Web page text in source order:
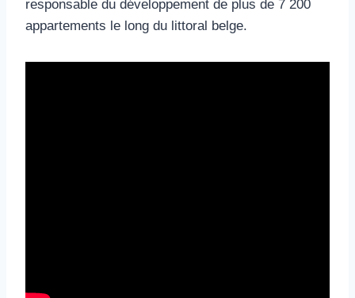
responsable du développement de plus de 7 200
appartements le long du littoral belge.